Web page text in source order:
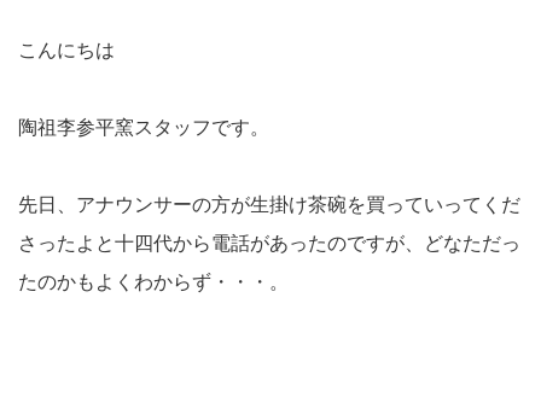
こんにちは
陶祖李参平窯スタッフです。
先日、アナウンサーの方が生掛け茶碗を買っていってくだ
さったよと十四代から電話があったのですが、どなただっ
たのかもよくわからず・・・。